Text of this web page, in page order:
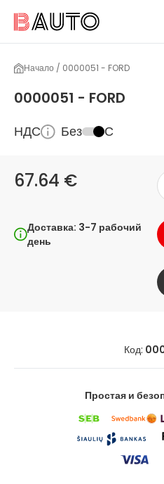
Начало / 0000051 - FORD
0000051 - FORD
НДС Без С
67.64 €
Доставка: 3-7 рабочий
день
Код:
Простая и